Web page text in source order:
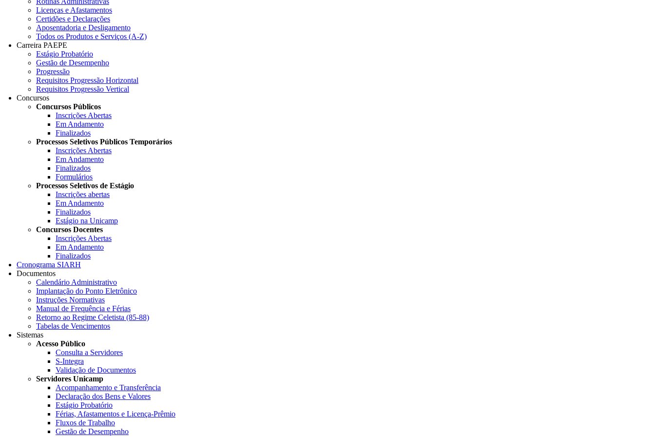
Licenças e Afastamentos
Certidões e Declarações
Aposentadoria e Desligamento
Todos os Produtos e Serviços (A-Z)
Carreira PAEPE
Estágio Probatório
Gestão de Desempenho
Progressão
Requisitos Progressão Horizontal
Requisitos Progressão Vertical
Concursos
Concursos Públicos
Inscrições Abertas
Em Andamento
Finalizados
Processos Seletivos Públicos Temporários
Inscrições Abertas
Em Andamento
Finalizados
Formulários
Processos Seletivos de Estágio
Inscrições abertas
Em Andamento
Finalizados
Estágio na Unicamp
Concursos Docentes
Inscrições Abertas
Em Andamento
Finalizados
Cronograma SIARH
Documentos
Calendário Administrativo
Implantação do Ponto Eletrônico
Instruções Normativas
Manual de Frequência e Férias
Retorno ao Regime Celetista (85-88)
Tabelas de Vencimentos
Sistemas
Acesso Público
Consulta a Servidores
S-Integra
Validação de Documentos
Servidores Unicamp
Acompanhamento e Transferência
Declaração dos Bens e Valores
Estágio Probatório
Férias, Afastamentos e Licença-Prêmio
Fluxos de Trabalho
Gestão de Desempenho